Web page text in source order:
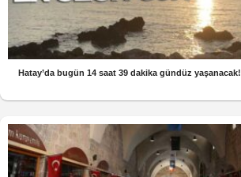
Hatay’da bugün 14 saat 39 dakika gündüz yaşanacak!